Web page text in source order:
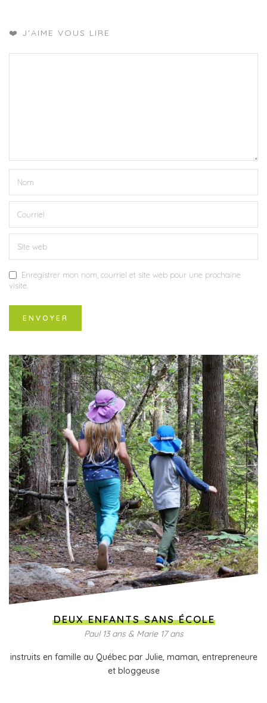
❤️ J'AIME VOUS LIRE
Enregistrer mon nom, courriel et site web pour une prochaine
visite.
DEUX ENFANTS SANS ÉCOLE
Paul 13 ans & Marie 17 ans
instruits en famille au Québec par Julie, maman, entrepreneure
et bloggeuse